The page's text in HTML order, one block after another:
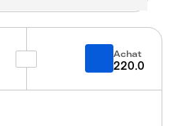
Achat
220.0